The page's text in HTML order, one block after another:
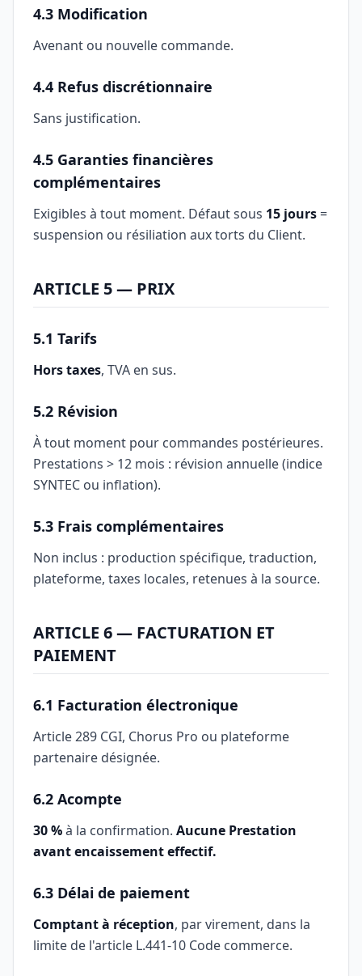
4.3 Modification
Avenant ou nouvelle commande.
4.4 Refus discrétionnaire
Sans justification.
4.5 Garanties financières
complémentaires
Exigibles à tout moment. Défaut sous 15 jours =
suspension ou résiliation aux torts du Client.
ARTICLE 5 — PRIX
5.1 Tarifs
Hors taxes, TVA en sus.
5.2 Révision
À tout moment pour commandes postérieures.
Prestations > 12 mois : révision annuelle (indice
SYNTEC ou inflation).
5.3 Frais complémentaires
Non inclus : production spécifique, traduction,
plateforme, taxes locales, retenues à la source.
ARTICLE 6 — FACTURATION ET
PAIEMENT
6.1 Facturation électronique
Article 289 CGI, Chorus Pro ou plateforme
partenaire désignée.
6.2 Acompte
30 %à la confirmation. Aucune Prestation
avant encaissement effectif.
6.3 Délai de paiement
Comptant à réception, par virement, dans la
limite de l'article L.441-10 Code commerce.